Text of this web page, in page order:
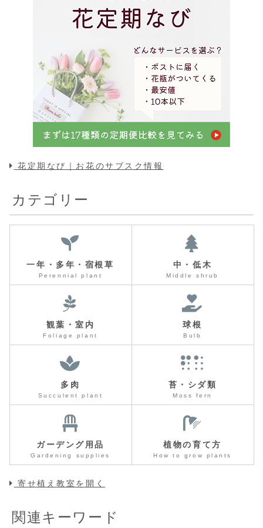
花定期なび｜お花のサブスク情報
カテゴリー
一年・多年・宿根草
Perennial plant
中・低木
Middle shrub
観葉・室内
Foliage plant
球根
Bulb
多肉
Succulent plant
苔・シダ類
Moss fern
ガーデング用品
Gardening supplies
植物の育て方
How to grow plants
寄せ植え教室を開く
関連キーワード